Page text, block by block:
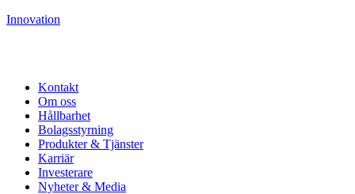
Innovation
Kontakt
Om oss
Hållbarhet
Bolagsstyrning
Produkter & Tjänster
Karriär
Investerare
Nyheter & Media